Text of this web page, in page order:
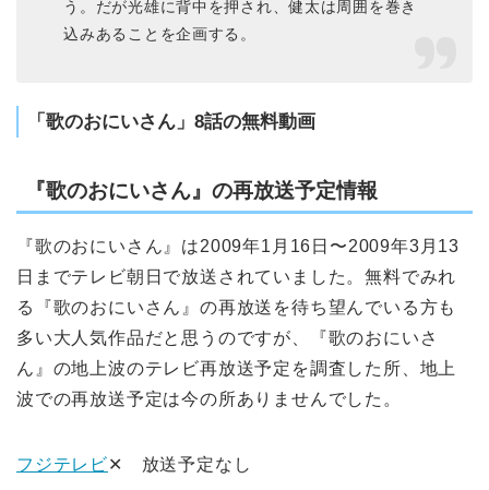
う。だが光雄に背中を押され、健太は周囲を巻き
込みあることを企画する。
「歌のおにいさん」8話の無料動画
『歌のおにいさん』の再放送予定情報
『歌のおにいさん』は2009年1月16日〜2009年3月13
日までテレビ朝日で放送されていました。無料でみれ
る『歌のおにいさん』の再放送を待ち望んでいる方も
多い大人気作品だと思うのですが、『歌のおにいさ
ん』の地上波のテレビ再放送予定を調査した所、地上
波での再放送予定は今の所ありませんでした。
フジテレビ✕ 放送予定なし